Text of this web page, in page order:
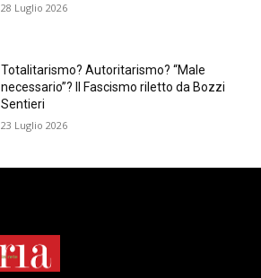
28 Luglio 2026
Totalitarismo? Autoritarismo? “Male
necessario”? Il Fascismo riletto da Bozzi
Sentieri
23 Luglio 2026